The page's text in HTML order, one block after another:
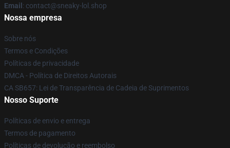
Email : contact@sneaky-lol.shop
Nossa empresa
Sobre nós
Termos e Condições
Políticas de privacidade
DMCA - Política de Direitos Autorais
CA SB657: Lei de Transparência de Cadeia de Suprimentos
Nosso Suporte
Políticas de envio e entrega
Termos de pagamento
Políticas de devolução e reembolso